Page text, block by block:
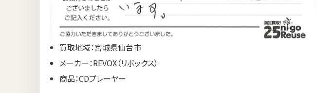
買取地域：宮城県仙台市
メーカー：REVOX（リボックス）
商品：CDプレーヤー